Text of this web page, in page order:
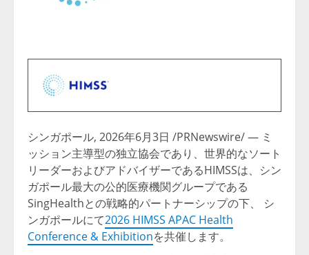
シンガポール, 2026年6月3日 /PRNewswire/ — ミ
ッション主導型の独立協会であり、世界的なソート
リーダーおよびアドバイザーであるHIMSSは、シン
ガポール最大の公的医療機関グループである
SingHealthとの戦略的パートナーシップの下、 シ
ンガポールにて2026 HIMSS APAC Health
Conference & Exhibitionを共催します。